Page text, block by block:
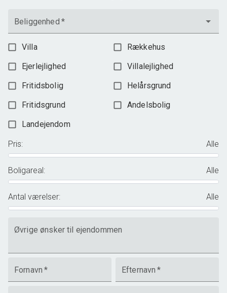
Beliggenhed *
Villa
Rækkehus
Ejerlejlighed
Villalejlighed
Fritidsbolig
Helårsgrund
Fritidsgrund
Andelsbolig
Landejendom
Pris: Alle
Boligareal: Alle
Antal værelser: Alle
Øvrige ønsker til ejendommen
Fornavn * Efternavn *